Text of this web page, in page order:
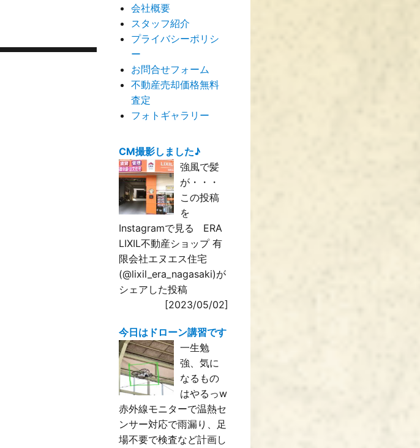
会社概要
スタッフ紹介
プライバシーポリシ
ー
お問合せフォーム
不動産売却価格無料
査定
フォトギャラリー
CM撮影しました♪
強風で髪
が・・・
この投稿
を
Instagramで見る ERA
LIXIL不動産ショップ 有
限会社エヌエス住宅
(@lixil_era_nagasaki)が
シェアした投稿
[2023/05/02]
今日はドローン講習です
一生勉
強、気に
なるもの
はやるっw
赤外線モニターで温熱セ
ンサー対応で雨漏り、足
場不要で検査など計画し